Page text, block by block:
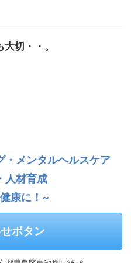
切・・。
・メンタルヘルスケア
人材育成
康に！~
ボタン